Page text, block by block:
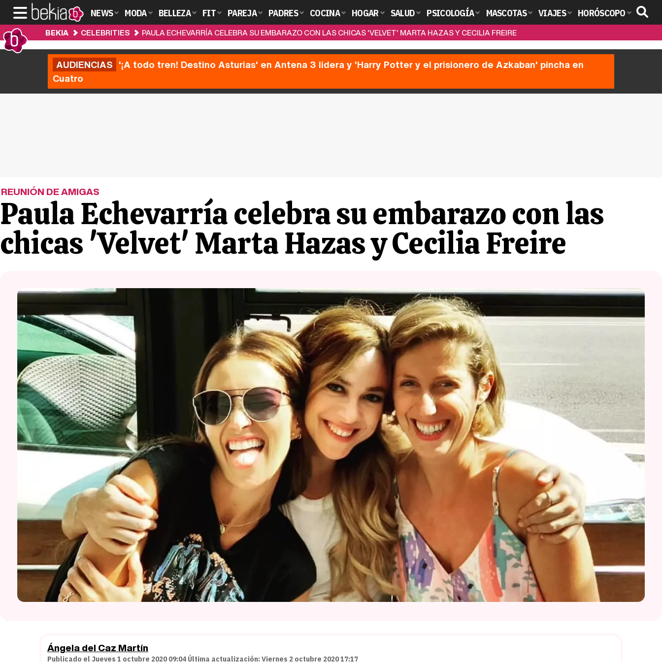
NEWS MODA BELLEZA FIT PAREJA PADRES COCINA HOGAR SALUD PSICOLOGÍA MASCOTAS VIAJES HORÓSCOPO
BEKIA CELEBRITIES PAULA ECHEVARRÍA CELEBRA SU EMBARAZO CON LAS CHICAS 'VELVET' MARTA HAZAS Y CECILIA FREIRE
AUDIENCIAS '¡A todo tren! Destino Asturias' en Antena 3 lidera y 'Harry Potter y el prisionero de Azkaban' pincha en
Cuatro
REUNIÓN DE AMIGAS
Paula Echevarría celebra su embarazo con las
chicas 'Velvet' Marta Hazas y Cecilia Freire
Ángela del Caz Martín
Publicado el Jueves 1 octubre 2020 09:04 Última actualización: Viernes 2 octubre 2020 17:17